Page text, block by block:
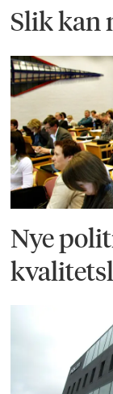
Slik
Nye